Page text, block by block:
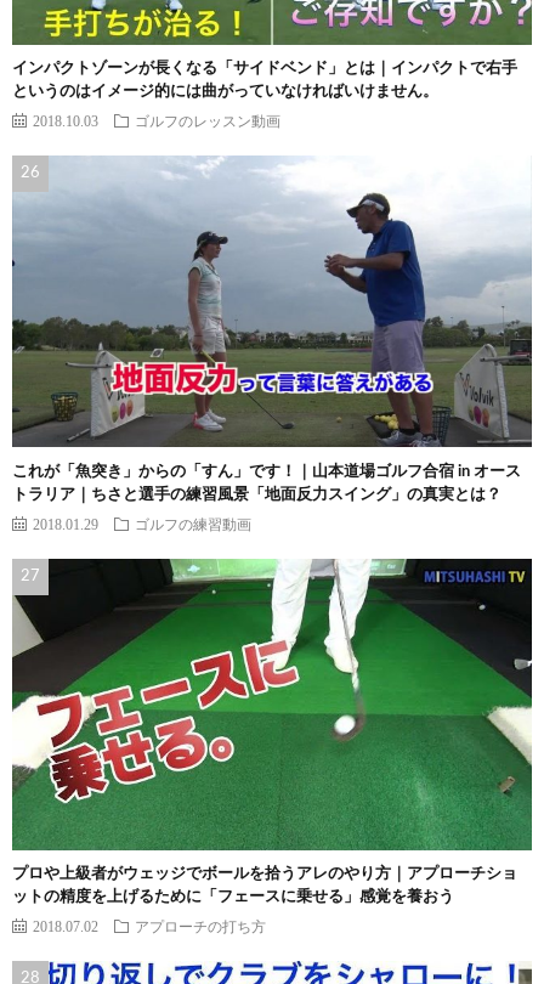
インパクトゾーンが長くなる「サイドベンド」とは｜インパクトで右手
というのはイメージ的には曲がっていなければいけません。
2018.10.03 ゴルフのレッスン動画
これが「魚突き」からの「すん」です！｜山本道場ゴルフ合宿 in オース
トラリア｜ちさと選手の練習風景「地面反力スイング」の真実とは？
2018.01.29 ゴルフの練習動画
プロや上級者がウェッジでボールを拾うアレのやり方｜アプローチショ
ットの精度を上げるために「フェースに乗せる」感覚を養おう
2018.07.02 アプローチの打ち方